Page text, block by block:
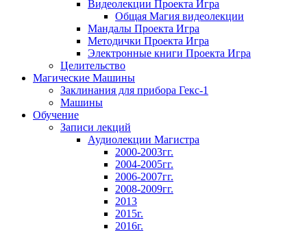
Видеолекции Проекта Игра
Общая Магия видеолекции
Мандалы Проекта Игра
Методички Проекта Игра
Электронные книги Проекта Игра
Целительство
Магические Машины
Заклинания для прибора Гекс-1
Машины
Обучение
Записи лекций
Аудиолекции Магистра
2000-2003гг.
2004-2005гг.
2006-2007гг.
2008-2009гг.
2013
2015г.
2016г.